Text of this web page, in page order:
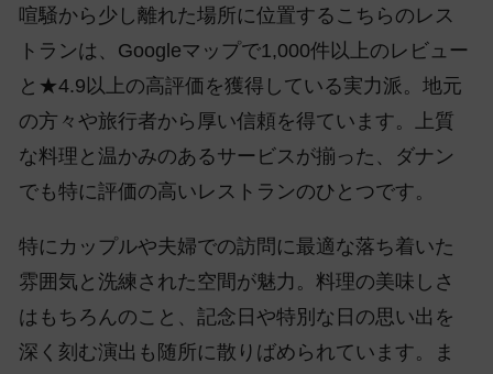
喧騒から少し離れた場所に位置するこちらのレス
トランは、Googleマップで1,000件以上のレビュー
と★4.9以上の高評価を獲得している実力派。地元
の方々や旅行者から厚い信頼を得ています。上質
な料理と温かみのあるサービスが揃った、ダナン
でも特に評価の高いレストランのひとつです。
特にカップルや夫婦での訪問に最適な落ち着いた
雰囲気と洗練された空間が魅力。料理の美味しさ
はもちろんのこと、記念日や特別な日の思い出を
深く刻む演出も随所に散りばめられています。ま